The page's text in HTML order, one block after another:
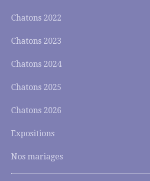
Chatons 2022
Chatons 2023
Chatons 2024
Chatons 2025
Chatons 2026
Expositions
Nos mariages